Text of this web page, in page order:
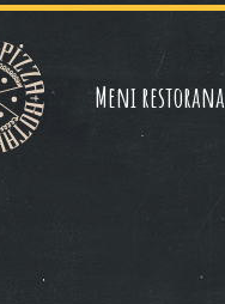
Meni restorana